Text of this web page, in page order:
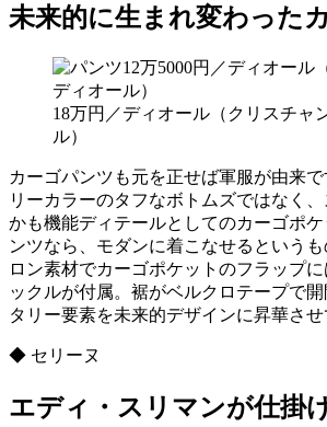
未来的に生まれ変わった
18万円／ディオール（クリスチャ
ル）
カーゴパンツも元を正せば軍服が由来
リーカラーのタフなボトムズではなく
かも機能ディテールとしてのカーゴポ
ンツなら、モダンに着こなせるという
ロン素材でカーゴポケットのフラップ
ックルが付属。裾がベルクロテープで
タリー要素を未来的デザインに昇華させ
◆ セリーヌ
エディ・スリマンが仕掛